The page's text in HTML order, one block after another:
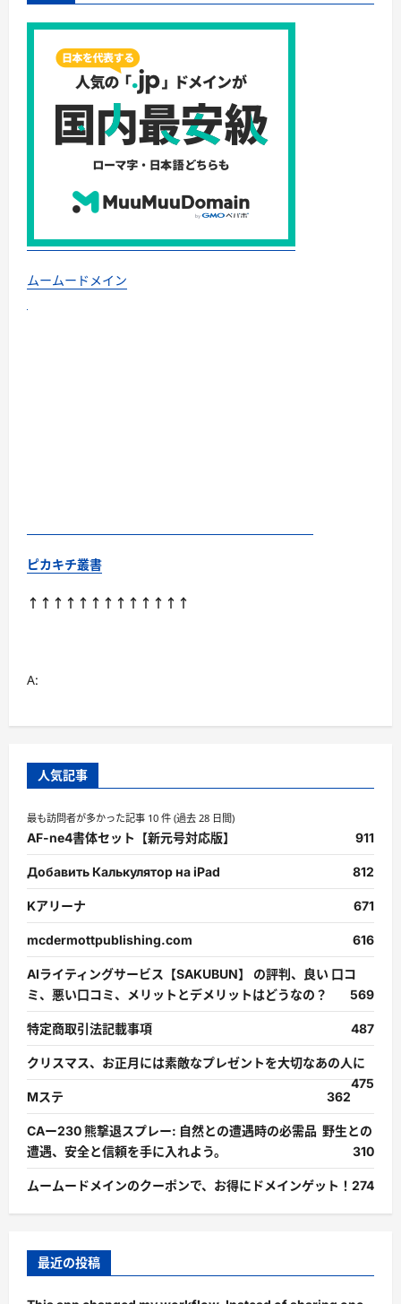
ムームードメイン
ピカキチ叢書
↑↑↑↑↑↑↑↑↑↑↑↑↑
A:
人気記事
最も訪問者が多かった記事 10 件 (過去 28 日間)
AF-ne4書体セット【新元号対応版】 911
Добавить Калькулятор на iPad 812
Kアリーナ 671
mcdermottpublishing.com 616
AIライティングサービス【SAKUBUN】 の評判、良い 口コ
ミ、悪い口コミ、メリットとデメリットはどうなの？
569
特定商取引法記載事項 487
クリスマス、お正月には素敵なプレゼントを大切なあの人に
475
Mステ
362
CAー230 熊撃退スプレー: 自然との遭遇時の必需品 野生との
遭遇、安全と信頼を手に入れよう。
310
ムームードメインのクーポンで、お得にドメインゲット！ 274
最近の投稿